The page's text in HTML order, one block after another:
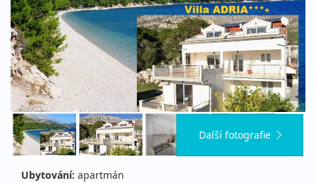
Další fotografie
Ubytování: apartmán